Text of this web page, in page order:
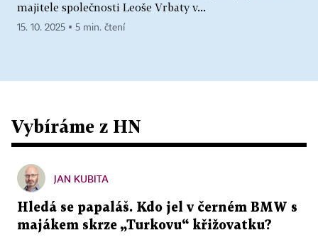
majitele společnosti Leoše Vrbaty v...
15. 10. 2025 ▪ 5 min. čtení
Vybíráme z HN
JAN KUBITA
Hledá se papaláš. Kdo jel v černém BMW s
majákem skrze „Turkovu“ křižovatku?